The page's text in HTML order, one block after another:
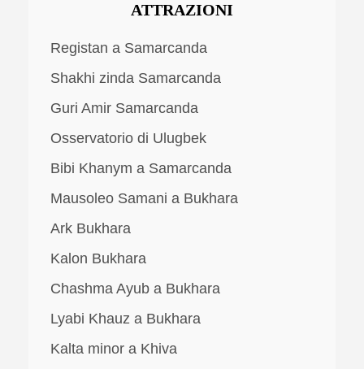
ATTRAZIONI
Registan a Samarcanda
Shakhi zinda Samarcanda
Guri Amir Samarcanda
Osservatorio di Ulugbek
Bibi Khanym a Samarcanda
Mausoleo Samani a Bukhara
Ark Bukhara
Kalon Bukhara
Chashma Ayub a Bukhara
Lyabi Khauz a Bukhara
Kalta minor a Khiva